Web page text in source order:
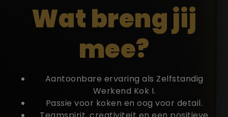
Wat breng jij
mee?
Aantoonbare ervaring als Zelfstandig
Werkend Kok I.
Passie voor koken en oog voor detail.